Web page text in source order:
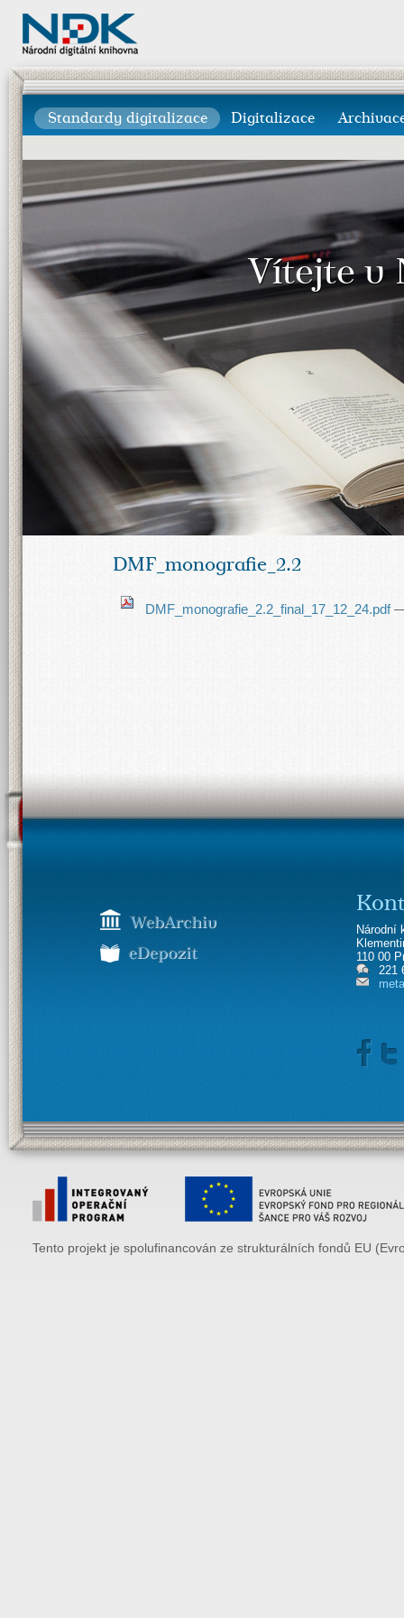
Standardy digitalizace Digitalizace
Vítejte v
DMF_monografie_2.2
DMF_monografie_2.2_final_17_12_24.pdf—
Národní
110 00
221
Tento projekt je spolufinancován ze strukturálních fondů EU